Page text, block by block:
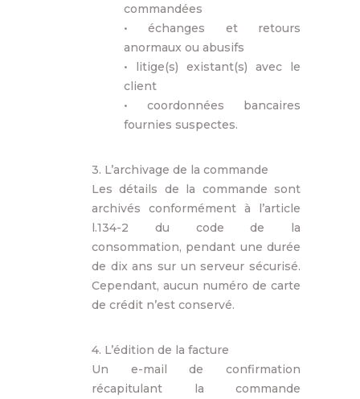
commandées
• échanges et retours
anormaux ou abusifs
• litige(s) existant(s) avec le
client
• coordonnées bancaires
fournies suspectes.
3. L’archivage de la commande
Les détails de la commande sont
archivés conformément à l’article
l.134-2 du code de la
consommation, pendant une durée
de dix ans sur un serveur sécurisé.
Cependant, aucun numéro de carte
de crédit n’est conservé.
4. L’édition de la facture
Un e-mail de confirmation
récapitulant la commande